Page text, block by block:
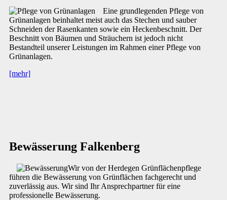
Eine grundlegenden Pflege von
Grünanlagen beinhaltet meist auch das Stechen und sauber
Schneiden der Rasenkanten sowie ein Heckenbeschnitt. Der
Beschnitt von Bäumen und Sträuchern ist jedoch nicht
Bestandteil unserer Leistungen im Rahmen einer Pflege von
Grünanlagen.
[mehr]
Bewässerung Falkenberg
Wir von der Herdegen Grünflächenpflege
führen die Bewässerung von Grünflächen fachgerecht und
zuverlässig aus. Wir sind Ihr Ansprechpartner für eine
professionelle Bewässerung.